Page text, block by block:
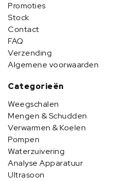
Promoties
Stock
Contact
FAQ
Verzending
Algemene voorwaarden
Categorieën
Weegschalen
Mengen & Schudden
Verwarmen & Koelen
Pompen
Waterzuivering
Analyse Apparatuur
Ultrasoon